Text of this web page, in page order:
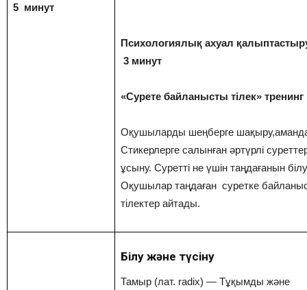
5 минут
Психологиялық ахуал
3 минут
«Сурете байланысты тілек» тренинг
Оқушыларды шеңберге
Стикерлерге салынған әртүрлі
ұсыну. Суретті не үшін таңдағанын
Оқушылар таңдаған суретке
тілектер айтады.
Білу және түсіну
Тамыр (лат. radix) — Тұқымды және